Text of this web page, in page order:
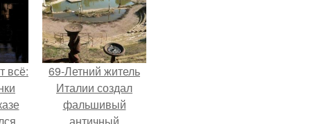
всё:
69-Летний житель
Италии создал
фальшивый